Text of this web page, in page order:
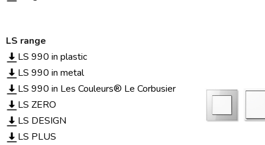
LS range
LS 990 in plastic
LS 990 in metal
LS 990 in Les Couleurs® Le Corbusier
LS ZERO
LS DESIGN
LS PLUS